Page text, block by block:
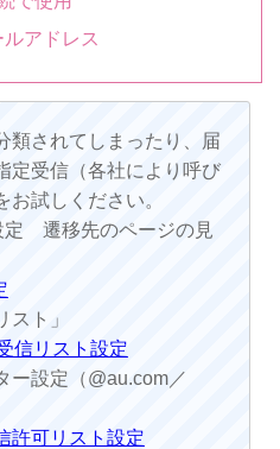
アドレス
類されてしまったり、届
定受信（各社により呼び
試しください。
定 遷移先のページの見
ト」
信リスト設定
ー設定（@au.com／
許可リスト設定